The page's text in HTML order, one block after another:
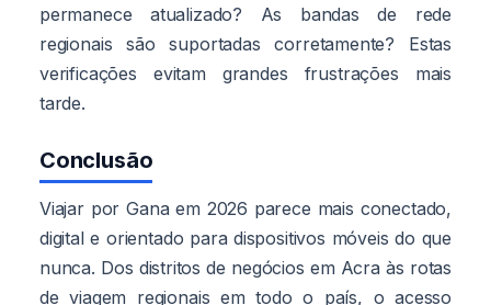
permanece atualizado? As bandas de rede
regionais são suportadas corretamente? Estas
verificações evitam grandes frustrações mais
tarde.
Conclusão
Viajar por Gana em 2026 parece mais conectado,
digital e orientado para dispositivos móveis do que
nunca. Dos distritos de negócios em Acra às rotas
de viagem regionais em todo o país, o acesso